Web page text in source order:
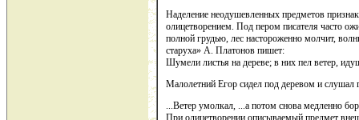
Наделение неодушевленных предметов
олицетворением. Под пером писателя часто
полной грудью, лес настороженно молчит,
старуха» А. Платонов пишет:
Шумели листья на дереве; в них пел ветер,
Малолетний Егор сидел под деревом и слушал
...Ветер умолкал, ...а потом снова медленно
При олицетворении описываемый предмет